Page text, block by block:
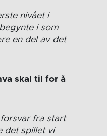
nivået i
i som
en del av det
skal til for å
fra start
det spillet vi